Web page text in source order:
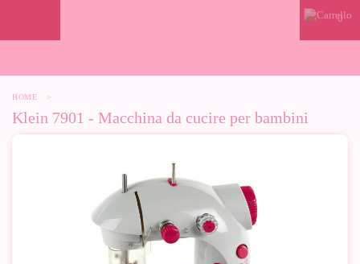
0
HOME >
Klein 7901 - Macchina da cucire per bambini